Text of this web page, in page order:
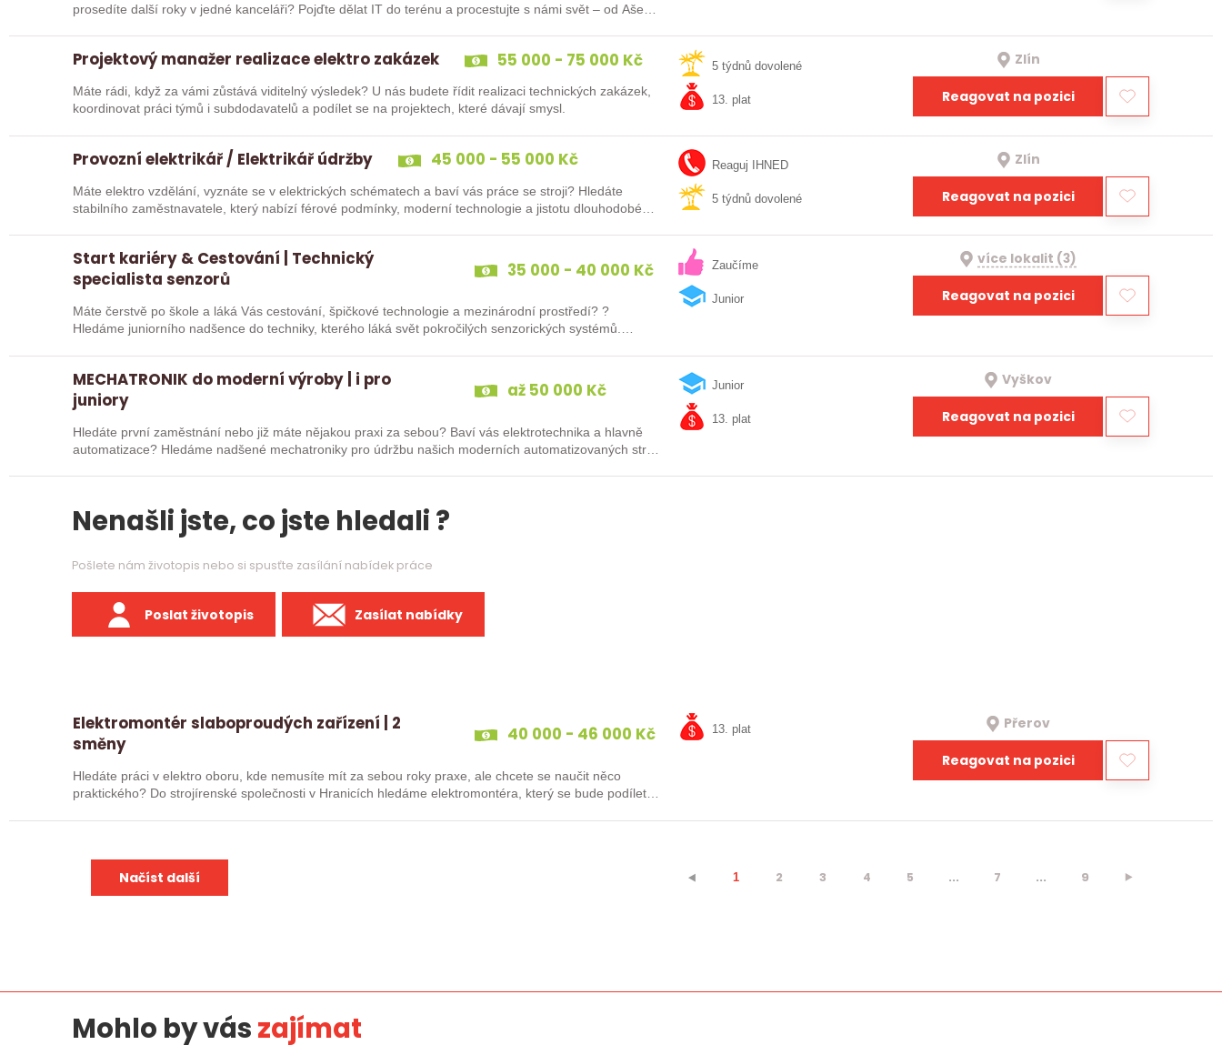
prosedíte další roky v jedné kanceláři? Pojďte dělat IT do terénu a procestujte s námi svět – od Aše
Projektový manažer realizace elektro zakázek 55 000 - 75 000 Kč
Máte rádi, když za vámi zůstává viditelný výsledek? U nás budete řídit realizaci technických zakázek,
koordinovat práci týmů i subdodavatelů a podílet se na projektech, které dávají smysl.
5 týdnů dovolené
13. plat
Zlín
Reagovat na pozici
Provozní elektrikář / Elektrikář údržby 45 000 - 55 000 Kč
Máte elektro vzdělání, vyznáte se v elektrických schématech a baví vás práce se stroji? Hledáte
stabilního zaměstnavatele, který nabízí férové podmínky, moderní technologie a jistotu dlouhodobé…
Reaguj IHNED
5 týdnů dovolené
Zlín
Reagovat na pozici
Start kariéry & Cestování | Technický
specialista senzorů
35 000 - 40 000 Kč
Máte čerstvě po škole a láká Vás cestování, špičkové technologie a mezinárodní prostředí? ?
Hledáme juniorního nadšence do techniky, kterého láká svět pokročilých senzorických systémů.
Zaučíme
Junior
více lokalit (3)
Reagovat na pozici
MECHATRONIK do moderní výroby | i pro
juniory
až 50 000 Kč
Hledáte první zaměstnání nebo již máte nějakou praxi za sebou? Baví vás elektrotechnika a hlavně
automatizace? Hledáme nadšené mechatroniky pro údržbu našich moderních automatizovaných strojů
Junior
13. plat
Vyškov
Reagovat na pozici
Nenašli jste, co jste hledali ?
Pošlete nám životopis nebo si spusťte zasílání nabídek práce
Poslat životopis Zasílat nabídky
Elektromontér slaboproudých zařízení | 2
směny
40 000 - 46 000 Kč
Hledáte práci v elektro oboru, kde nemusíte mít za sebou roky praxe, ale chcete se naučit něco
praktického? Do strojírenské společnosti v Hranicích hledáme elektromontéra, který se bude podílet
13. plat Přerov
Reagovat na pozici
Načíst další ⯇ 1 2 3 4 5 ... 7 ... 9 ⯈
Mohlo by vászajímat